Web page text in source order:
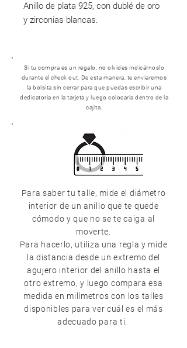
Anillo de plata 925, con dublé de oro
y zirconias blancas.
Si tu compra es un regalo, no olvides indicárnoslo
durante el check out. De esta manera, te enviaremos
la bolsita sin cerrar para que puedas escribir una
dedicatoria en la tarjeta y luego colocarla dentro de la
cajita.
Para saber tu talle, mide el diámetro
interior de un anillo que te quede
cómodo y que no se te caiga al
moverte.
Para hacerlo, utiliza una regla y mide
la distancia desde un extremo del
agujero interior del anillo hasta el
otro extremo, y luego compara esa
medida en milímetros con los talles
disponibles para ver cuál es el más
adecuado para ti.